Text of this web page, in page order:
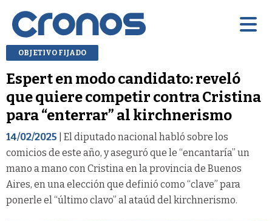
OBJETIVO FIJADO
Espert en modo candidato: reveló
que quiere competir contra Cristina
para “enterrar” al kirchnerismo
14/02/2025 | El diputado nacional habló sobre los
comicios de este año, y aseguró que le “encantaría” un
mano a mano con Cristina en la provincia de Buenos
Aires, en una elección que definió como “clave” para
ponerle el “último clavo” al ataúd del kirchnerismo.